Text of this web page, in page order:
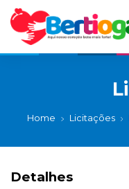
Home Licitações
Detalhes